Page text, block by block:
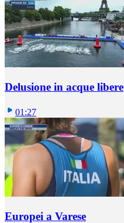
Delusione in acque libere
01:27
Europei a Varese